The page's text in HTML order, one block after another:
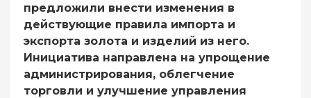
предложили внести изменения в
действующие правила импорта и
экспорта золота и изделий из него.
Инициатива направлена на упрощение
администрирования, облегчение
торговли и улучшение управления